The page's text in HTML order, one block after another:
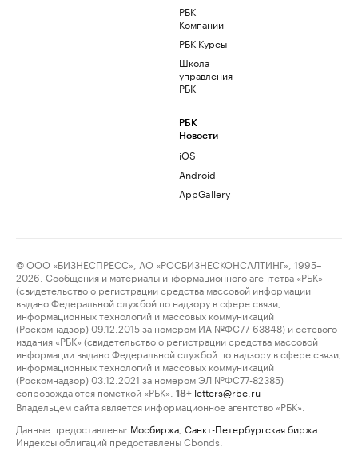
РБК
Компании
РБК Курсы
Школа
управления
РБК
РБК
Новости
iOS
Android
AppGallery
© ООО «БИЗНЕСПРЕСС», АО «РОСБИЗНЕСКОНСАЛТИНГ», 1995–
2026. Сообщения и материалы информационного агентства «РБК»
(свидетельство о регистрации средства массовой информации
выдано Федеральной службой по надзору в сфере связи,
информационных технологий и массовых коммуникаций
(Роскомнадзор) 09.12.2015 за номером ИА №ФС77-63848) и сетевого
издания «РБК» (свидетельство о регистрации средства массовой
информации выдано Федеральной службой по надзору в сфере связи,
информационных технологий и массовых коммуникаций
(Роскомнадзор) 03.12.2021 за номером ЭЛ №ФС77-82385)
сопровождаются пометкой «РБК».
18+ letters@rbc.ru
Владельцем сайта является информационное агентство «РБК».
Данные предоставлены: Мосбиржа Санкт-Петербургская биржа
Индексы облигаций предоставлены Cbonds.